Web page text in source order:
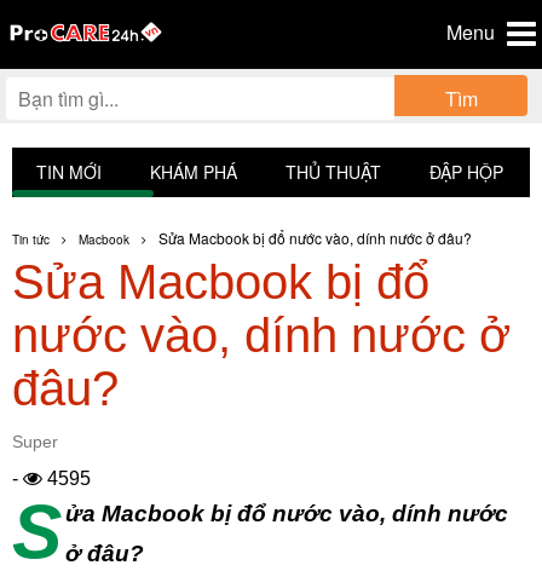
Menu
Tìm
TIN MỚI KHÁM PHÁ THỦ THUẬT ĐẬP HỘP
Tin tức Macbook Sửa Macbook bị đổ nước vào, dính nước ở đâu?
Sửa Macbook bị đổ
nước vào, dính nước ở
đâu?
Super
- 4595
Sửa Macbook bị đổ nước vào, dính nước
ở đâu?